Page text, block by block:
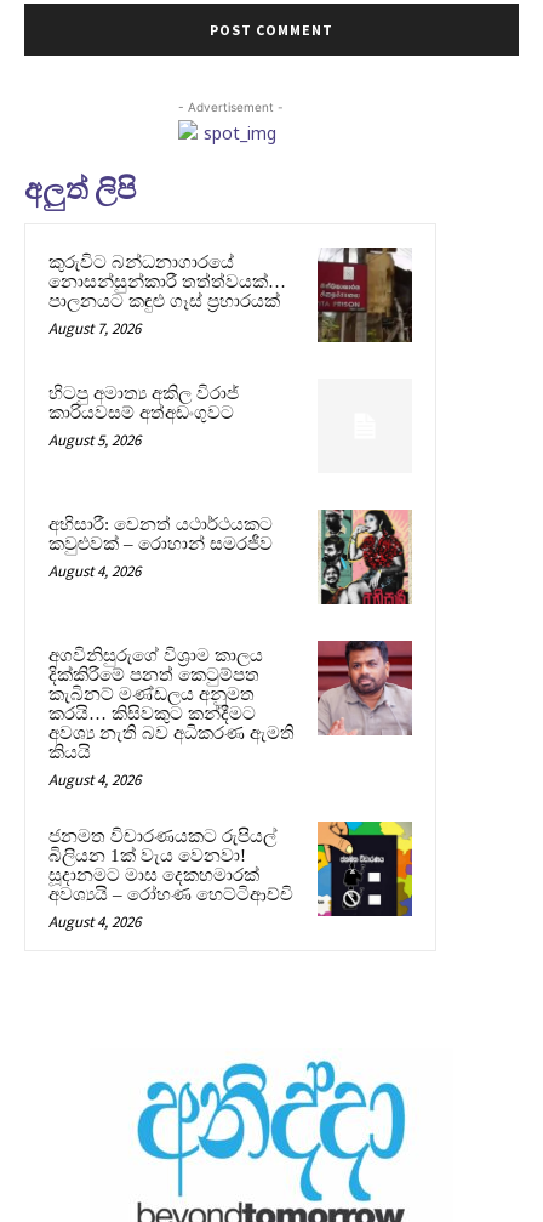
- Advertisement -
අලුත් ලිපි
කුරුවිට බන්ධනාගාරයේ
නොසන්සුන්කාරී තත්ත්වයක්…
පාලනයට කඳුළු ගෑස් ප්‍රහාරයක්
August 7, 2026
හිටපු අමාත්‍ය අකිල විරාජ්
කාරියවසම් අත්අඩංගුවට
August 5, 2026
අභිසාරී: වෙනත් යථාර්ථයකට
කවුළුවක් – රොහාන් සමරජීව
August 4, 2026
අගවිනිසුරුගේ විශ්‍රාම කාලය
දික්කිරීමේ පනත් කෙටුම්පත
කැබිනට් මණ්ඩලය අනුමත
කරයි… කිසිවකුට කන්දීමට
අවශ්‍ය නැති බව අධිකරණ ඇමති
කියයි
August 4, 2026
ජනමත විචාරණයකට රුපියල්
බිලියන 1ක් වැය වෙනවා!
සූදානමට මාස දෙකහමාරක්
අවශ්‍යයි – රෝහණ හෙට්ටිආච්චි
August 4, 2026